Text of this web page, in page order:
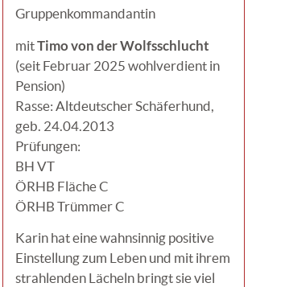
Gruppenkommandantin
mitTimo von der Wolfsschlucht
(seit Februar 2025 wohlverdient in
Pension)
Rasse: Altdeutscher Schäferhund,
geb. 24.04.2013
Prüfungen:
BH VT
ÖRHB Fläche C
ÖRHB Trümmer C
Karin hat eine wahnsinnig positive
Einstellung zum Leben und mit ihrem
strahlenden Lächeln bringt sie viel